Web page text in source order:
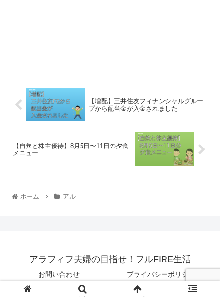
【増配】三井住友フィナンシャルグルー
プから配当金が入金されました
【自炊と株主優待】8月5日〜11日の夕食
メニュー
ホーム アル
アラフィフ夫婦の目指せ！フルFIRE生活
お問い合わせ プライバシーポリシー
© 2021 アラフィフ夫婦の目指せ！フルFIRE生活.